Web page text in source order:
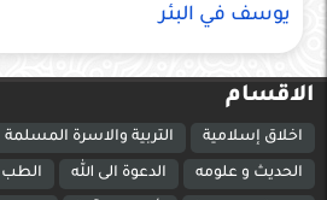
يوسف في البئر
الاقسام
اخلاق إسلامية التربية والاسرة المسلمة
الحديث و علومه الدعوة الى الله الطب